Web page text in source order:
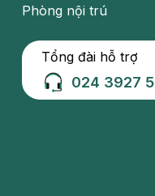
Phòng nội trú
Tổng đài hỗ trợ
024 3927